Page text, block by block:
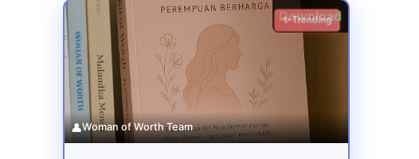
Download
✨ Trending
👤Woman of Worth Team